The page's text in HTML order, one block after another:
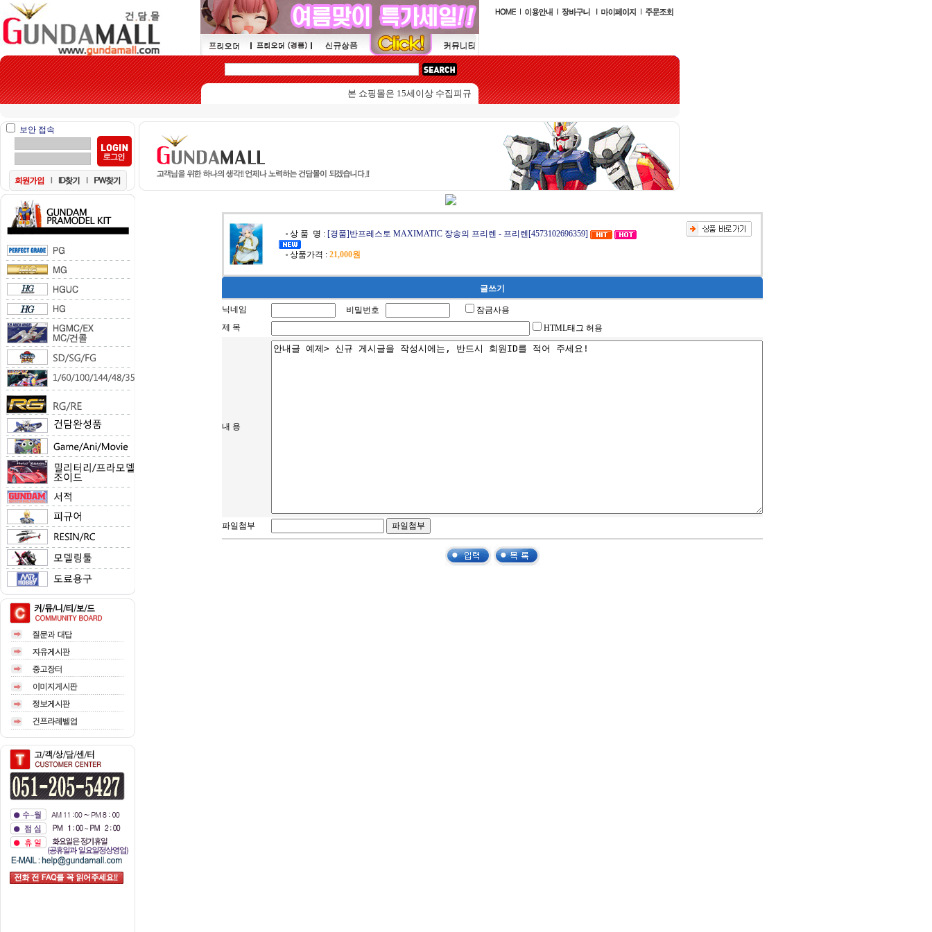
본 쇼핑몰은 15세이상 수집피규어를 판매하는 쇼핑몰입니다.
보안 접속
상 품 명 : [경품]반프레스토 MAXIMATIC 장송의 프리렌 - 프리렌[4573102696359]
상품가격 : 21,000원
글쓰기
닉네임 비밀번호
잠금사용
제 목
HTML태그 허용
내 용
파일첨부